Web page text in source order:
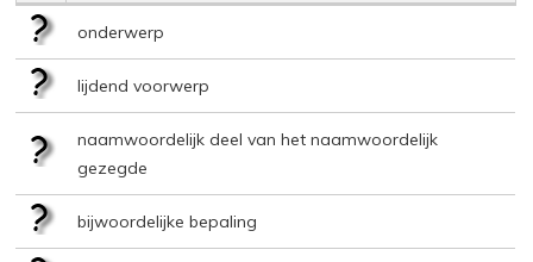
onderwerp
lijdend voorwerp
naamwoordelijk deel van het naamwoordelijk
gezegde
bijwoordelijke bepaling